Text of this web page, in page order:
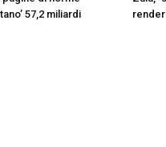
57,2 miliardi